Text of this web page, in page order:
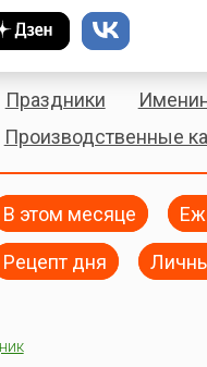
Праздники
Производственные
В этом месяце
Рецепт дня